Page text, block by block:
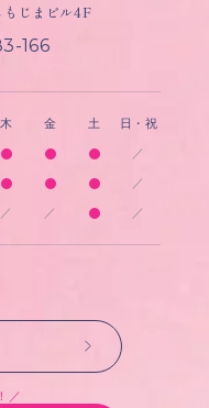
じまビル4F
166
木 金 土 日・祝
／
／
／ ／ ／
／